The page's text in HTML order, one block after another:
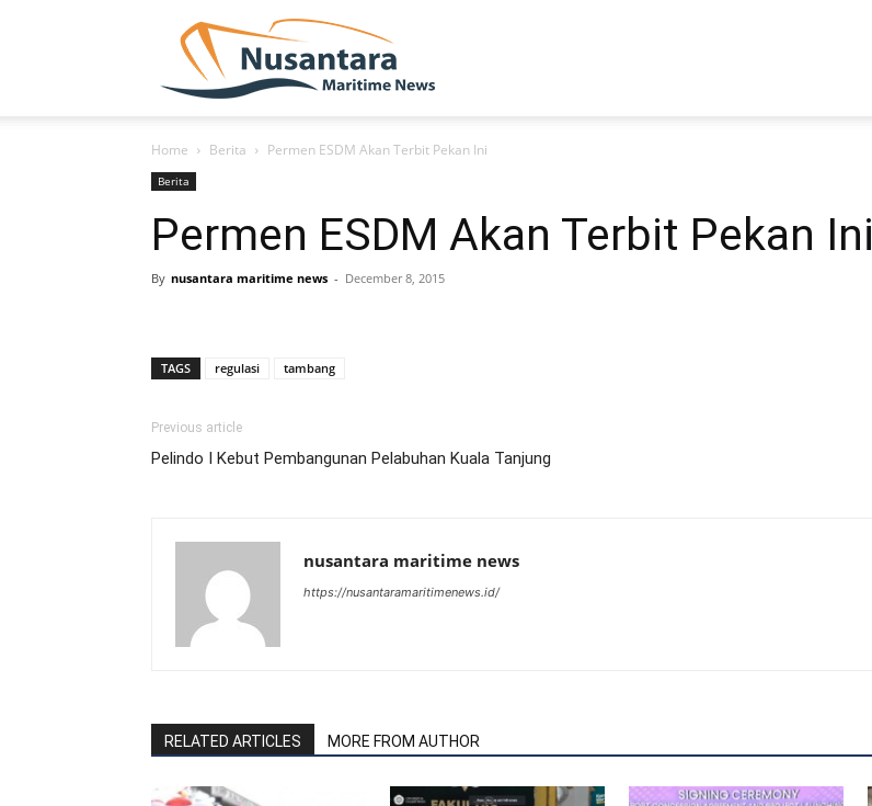
Home Berita Permen ESDM Akan Terbit Pekan Ini
Berita
Permen ESDM Akan Terbit Pekan Ini
By nusantara maritime news - December 8, 2015
TAGS regulasi tambang
Previous article
Pelindo I Kebut Pembangunan Pelabuhan Kuala Tanjung
nusantara maritime news
https://nusantaramaritimenews.id/
RELATED ARTICLES MORE FROM AUTHOR